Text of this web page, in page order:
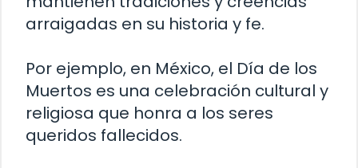
arraigadas en su historia y fe.
Por ejemplo, en México, el Día de los
Muertos es una celebración cultural y
religiosa que honra a los seres
queridos fallecidos.